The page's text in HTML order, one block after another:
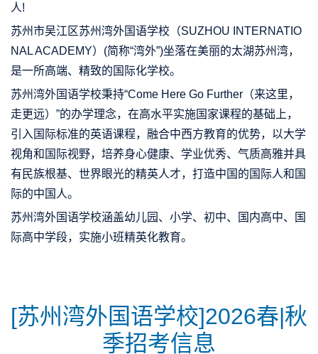
人!
苏州市吴江区苏州湾外国语学校（SUZHOU INTERNATIO
NAL ACADEMY）(简称“湾外”)坐落在美丽的太湖苏州湾，
是一所高端、精致的国际化学校。
苏州湾外国语学校秉持“Come Here Go Further（来这里，
走更远）”的办学理念，在高水平实施国家课程的基础上，
引入国际标准的英语课程，融合中西方教育的优势，以大学
视角和国际视野，培养身心健康、学业优秀、气质高雅并具
有民族根基、世界眼光的精英人才，打造中国的国际人和国
际的中国人。
苏州湾外国语学校涵盖幼儿园、小学、初中、国内高中、国
际高中学段，实施小班精英化教育。
[苏州湾外国语学校]2026春|秋
季招考信息